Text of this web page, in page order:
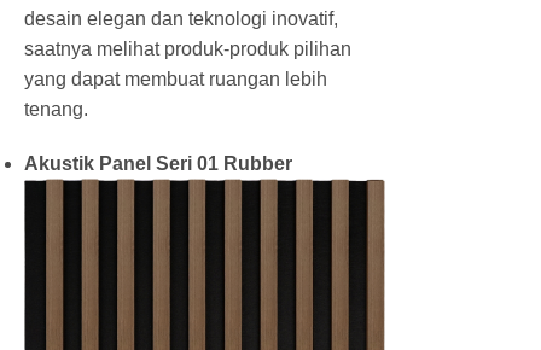
desain elegan dan teknologi inovatif,
saatnya melihat produk-produk pilihan
yang dapat membuat ruangan lebih
tenang.
Akustik Panel Seri 01 Rubber